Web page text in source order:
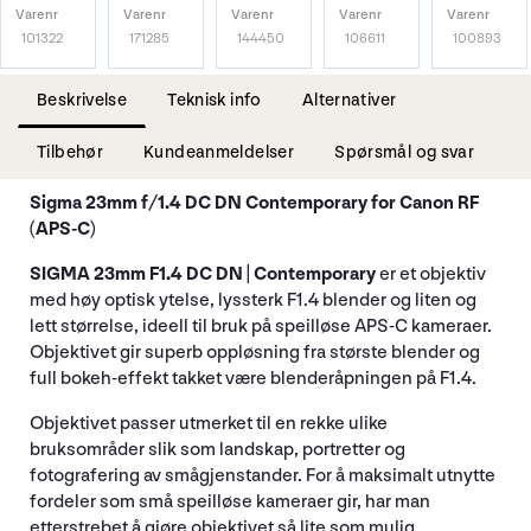
Varenr
101322
Varenr
171285
Varenr
144450
Varenr
106611
Varenr
100893
Beskrivelse Teknisk info Alternativer
Tilbehør Kundeanmeldelser Spørsmål og svar
Sigma 23mm f/1.4 DC DN Contemporary for Canon RF
(APS-C)
SIGMA 23mm F1.4 DC DN | Contemporaryer et objektiv
med høy optisk ytelse, lyssterk F1.4 blender og liten og
lett størrelse, ideell til bruk på speilløse APS-C kameraer.
Objektivet gir superb oppløsning fra største blender og
full bokeh-effekt takket være blenderåpningen på F1.4.
Objektivet passer utmerket til en rekke ulike
bruksområder slik som landskap, portretter og
fotografering av smågjenstander. For å maksimalt utnytte
fordeler som små speilløse kameraer gir, har man